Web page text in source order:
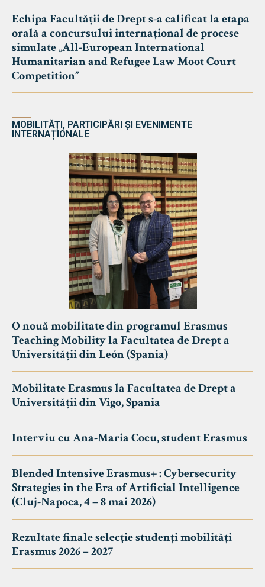
Echipa Facultății de Drept s-a calificat la etapa
orală a concursului internațional de procese
simulate „All-European International
Humanitarian and Refugee Law Moot Court
Competition”
MOBILITĂȚI, PARTICIPĂRI ȘI EVENIMENTE
INTERNAȚIONALE
O nouă mobilitate din programul Erasmus
Teaching Mobility la Facultatea de Drept a
Universității din León (Spania)
Mobilitate Erasmus la Facultatea de Drept a
Universității din Vigo, Spania
Interviu cu Ana-Maria Cocu, student Erasmus
Blended Intensive Erasmus+ : Cybersecurity
Strategies in the Era of Artificial Intelligence
(Cluj-Napoca, 4 – 8 mai 2026)
Rezultate finale selecție studenți mobilități
Erasmus 2026 – 2027